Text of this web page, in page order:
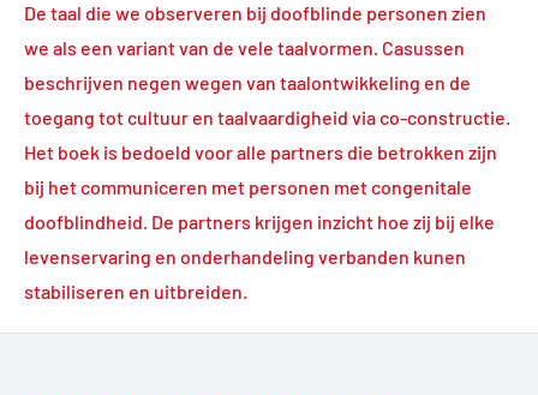
De taal die we observeren bij doofblinde personen zien
we als een variant van de vele taalvormen. Casussen
beschrijven negen wegen van taalontwikkeling en de
toegang tot cultuur en taalvaardigheid via co-constructie.
Het boek is bedoeld voor alle partners die betrokken zijn
bij het communiceren met personen met congenitale
doofblindheid. De partners krijgen inzicht hoe zij bij elke
levenservaring en onderhandeling verbanden kunen
stabiliseren en uitbreiden.